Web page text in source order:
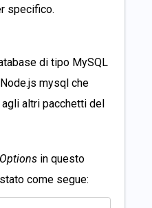
specifico.
di tipo MySQL
mysql che
altri pacchetti del
in questo
come segue: